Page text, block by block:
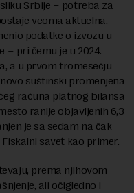
Srbije – potreba za
veoma aktuelna.
podatke o izvozu u
– pri čemu je u 2024.
a u prvom tromesečju
suštinski promenjena
računa platnog bilansa
ranije objavljenih 6,3
je sa sedam na čak
savet kao primer.
prema njihovom
ali očigledno i